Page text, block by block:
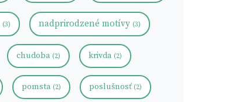
(3) nadprirodzené motívy (3)
chudoba (2) krivda (2)
pomsta (2) poslušnosť (2)